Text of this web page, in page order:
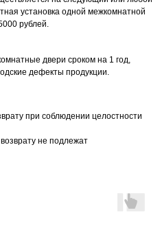
установка одной межкомнатной
рублей.
двери сроком на 1 год,
дефекты продукции.
при соблюдении целостности
не подлежат